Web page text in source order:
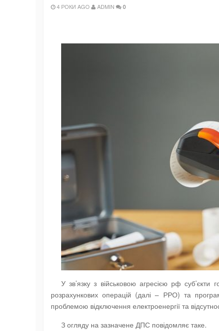
4 РОКИ AGO ADMIN 0
У зв’язку з військовою агресією рф суб’єкти
розрахункових операцій (далі – РРО) та
проблемою відключення електроенергії та
З огляду на зазначене ДПС повідомляє таке.